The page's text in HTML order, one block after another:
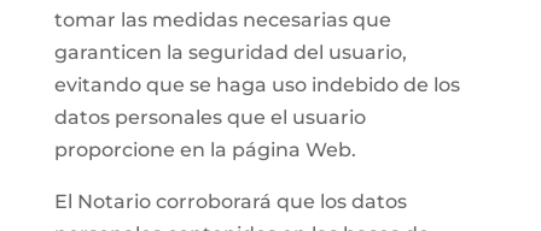
tomar las medidas necesarias que
garanticen la seguridad del usuario,
evitando que se haga uso indebido de los
datos personales que el usuario
proporcione en la página Web.
El Notario corroborará que los datos